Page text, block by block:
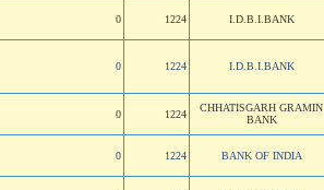
0 1224 I.D.B.I.BANK
0 1224 I.D.B.I.BANK
0 1224
CHHATISGARH GRAMIN
BANK
0 1224 BANK OF INDIA